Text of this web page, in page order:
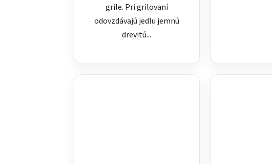
grile. Pri grilovaní
odovzdávajú jedlu jemnú
drevitú...